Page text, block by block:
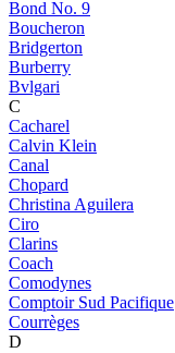
Bond No. 9
Boucheron
Bridgerton
Burberry
Bvlgari
C
Cacharel
Calvin Klein
Canal
Chopard
Christina Aguilera
Ciro
Clarins
Coach
Comodynes
Comptoir Sud Pacifique
Courrèges
D